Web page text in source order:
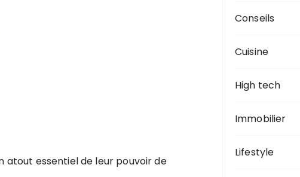
atout essentiel de leur pouvoir de
Conseils
Cuisine
High tech
Immobilier
Lifestyle